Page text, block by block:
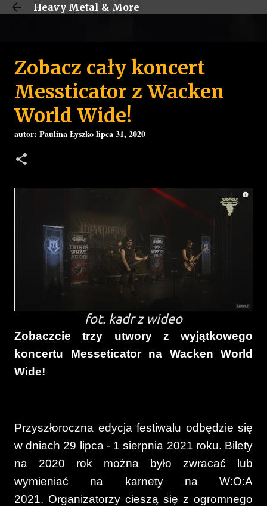
Przejdź do głównej zawartości
Heavy Metal & More
Zobacz cały koncert
Messticator z Wacken
World Wide!
autor: Paulina Łyszkolipca 31, 2020
fot. kadr z wideo
Zobaczcie trzy utwory z wyjątkowego
koncertu Messeticator na Wacken World
Wide!
Przyszłoroczna edycja festiwalu odbędzie się
w dniach 29 lipca - 1 sierpnia 2021 roku. Bilety
na 2020 rok można było zwracać lub
wymieniać na karnety na W:O:A
2021. Organizatorzy cieszą się z ogromnego